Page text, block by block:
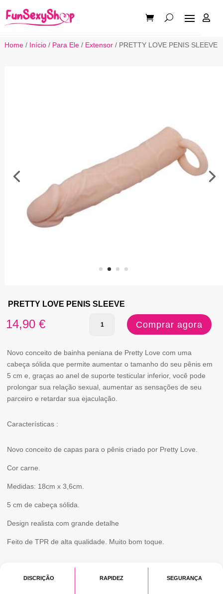

Home/ Início/ Para Ele/ Extensor/ PRETTY LOVE PENIS SLEEVE
PRETTY LOVE PENIS SLEEVE
14,90 €
Quantidade
PRETTY
LOVE
PENIS
SLEEVE
Comprar agora
Novo conceito de bainha peniana de Pretty Love com uma
cabeça sólida que permite aumentar o tamanho do seu pênis em
5 cm e, graças ao anel de suporte testicular inferior, você pode
prolongar sua relação sexual, aumentar as sensações de seu
parceiro e retardar sua ejaculação.
Características :
Novo conceito de capas para o pênis criado por Pretty Love.
Cor carne.
Medidas: 18cm x 3,6cm.
5 cm de cabeça sólida.
Design realista com grande detalhe
Feito de TPR de alta qualidade. Muito bom toque.
DISCRIÇÃO RAPIDEZ SEGURANÇA